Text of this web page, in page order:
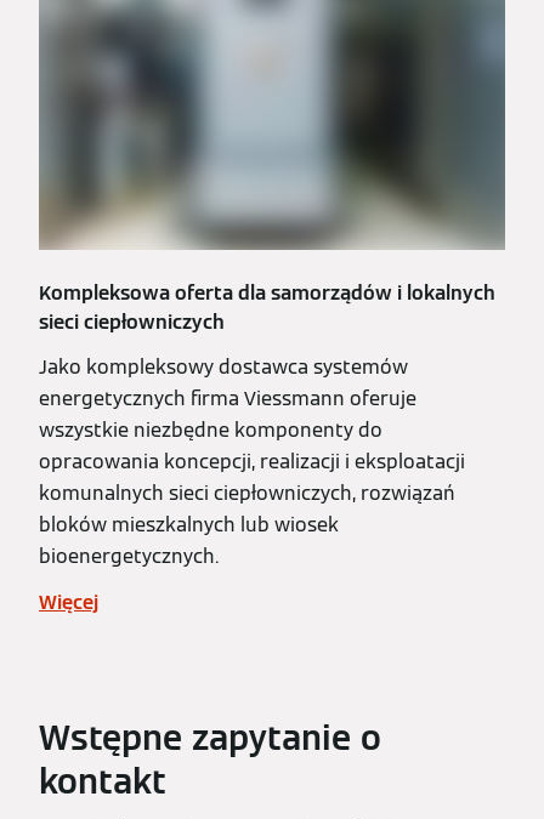
Kompleksowa oferta dla samorządów i lokalnych
sieci ciepłowniczych
Jako kompleksowy dostawca systemów
energetycznych firma Viessmann oferuje
wszystkie niezbędne komponenty do
opracowania koncepcji, realizacji i eksploatacji
komunalnych sieci ciepłowniczych, rozwiązań
bloków mieszkalnych lub wiosek
bioenergetycznych.
Więcej
Wstępne zapytanie o
kontakt